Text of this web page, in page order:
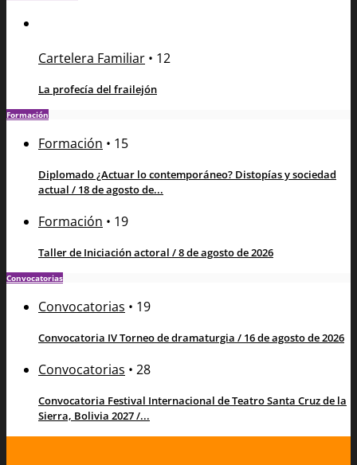
Cartelera Familiar • 12
La profecía del frailejón
Formación
Formación • 15
Diplomado ¿Actuar lo contemporáneo? Distopías y sociedad
actual / 18 de agosto de...
Formación • 19
Taller de Iniciación actoral / 8 de agosto de 2026
Convocatorias
Convocatorias • 19
Convocatoria IV Torneo de dramaturgia / 16 de agosto de 2026
Convocatorias • 28
Convocatoria Festival Internacional de Teatro Santa Cruz de la
Sierra, Bolivia 2027 /...